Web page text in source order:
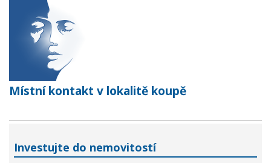
Místní kontakt v lokalitě koupě
Investujte do nemovitostí